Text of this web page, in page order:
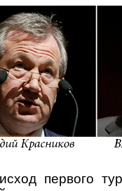
первого